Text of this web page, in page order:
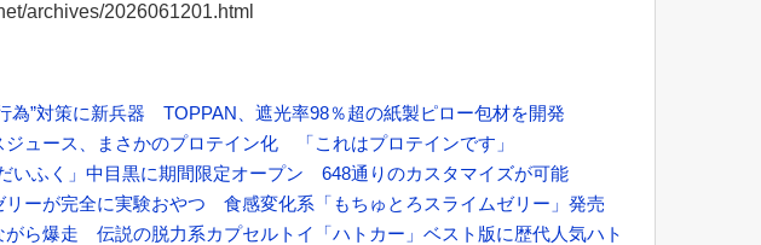
archives/2026061201.html
為”対策に新兵器 TOPPAN、遮光率98％超の紙製ピロー包材を開発
ジュース、まさかのプロテイン化 「これはプロテインです」
いふく」中目黒に期間限定オープン 648通りのカスタマイズが可能
リーが完全に実験おやつ 食感変化系「もちゅとろスライムゼリー」発売
がら爆走 伝説の脱力系カプセルトイ「ハトカー」ベスト版に歴代人気ハト